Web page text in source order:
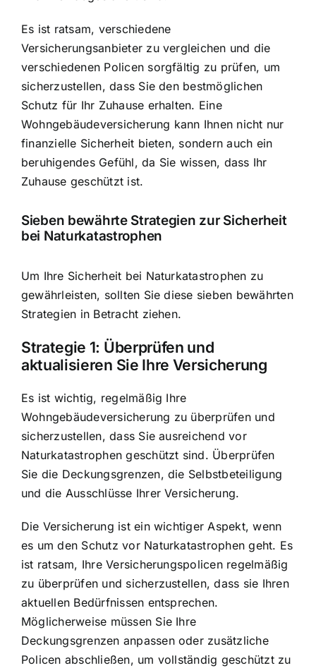
Es ist ratsam, verschiedene
Versicherungsanbieter zu vergleichen und die
verschiedenen Policen sorgfältig zu prüfen, um
sicherzustellen, dass Sie den bestmöglichen
Schutz für Ihr Zuhause erhalten. Eine
Wohngebäudeversicherung kann Ihnen nicht nur
finanzielle Sicherheit bieten, sondern auch ein
beruhigendes Gefühl, da Sie wissen, dass Ihr
Zuhause geschützt ist.
Sieben bewährte Strategien zur Sicherheit
bei Naturkatastrophen
Um Ihre Sicherheit bei Naturkatastrophen zu
gewährleisten, sollten Sie diese sieben bewährten
Strategien in Betracht ziehen.
Strategie 1: Überprüfen und
aktualisieren Sie Ihre Versicherung
Es ist wichtig, regelmäßig Ihre
Wohngebäudeversicherung zu überprüfen und
sicherzustellen, dass Sie ausreichend vor
Naturkatastrophen geschützt sind. Überprüfen
Sie die Deckungsgrenzen, die Selbstbeteiligung
und die Ausschlüsse Ihrer Versicherung.
Die Versicherung ist ein wichtiger Aspekt, wenn
es um den Schutz vor Naturkatastrophen geht. Es
ist ratsam, Ihre Versicherungspolicen regelmäßig
zu überprüfen und sicherzustellen, dass sie Ihren
aktuellen Bedürfnissen entsprechen.
Möglicherweise müssen Sie Ihre
Deckungsgrenzen anpassen oder zusätzliche
Policen abschließen, um vollständig geschützt zu